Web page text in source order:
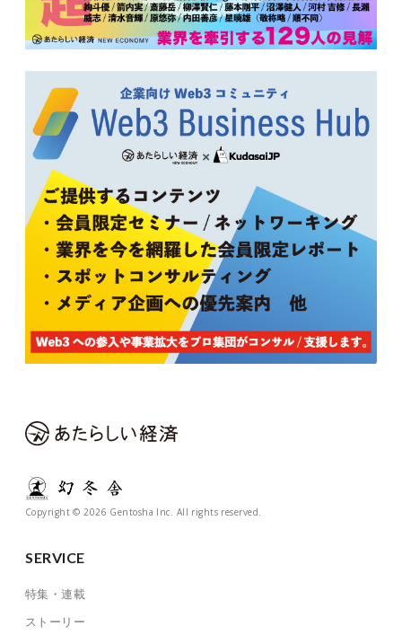
Copyright © 2026 Gentosha Inc. All rights reserved.
SERVICE
特集・連載
ストーリー